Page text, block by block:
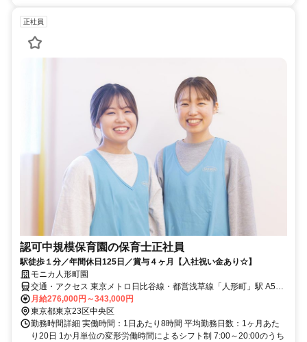
正社員
認可中規模保育園の保育士正社員
駅徒歩１分／年間休日125日／賞与４ヶ月【入社祝い金あり☆】
モニカ人形町園
交通・アクセス 東京メトロ日比谷線・都営浅草線「人形町」駅 A5出
口 徒歩1分
月給276,000円～343,000円
東京都東京23区中央区
勤務時間詳細 実働時間：1日あたり8時間 平均勤務日数：1ヶ月あた
り20日 1か月単位の変形労働時間によるシフト制 7:00～20:00のうち